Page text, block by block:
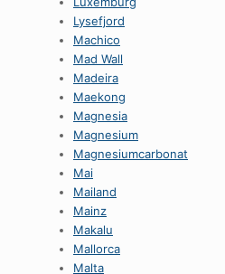
Lysefjord
Machico
Mad Wall
Madeira
Maekong
Magnesia
Magnesium
Magnesiumcarbonat
Mai
Mailand
Mainz
Makalu
Mallorca
Malta